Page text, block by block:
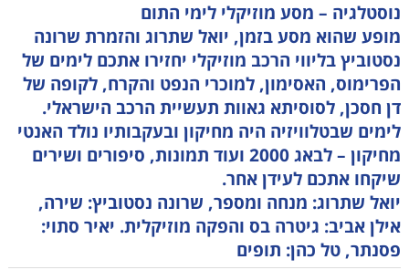
נוסטלגיה – מסע מוזיקלי לימי התום
מופע שהוא מסע בזמן, יואל שתרוג והזמרת שרונה
נסטוביץ בליווי הרכב מוזיקלי יחזירו אתכם לימים של
הפרימוס, האסימון, למוכרי הנפט והקרח, לקופה של
דן חסכן, לסוסיתא גאוות תעשיית הרכב הישראלי.
לימים שבטלוויזיה היה מחיקון ובעקבותיו נולד האנטי
מחיקון – לבאג 2000 ועוד תמונות, סיפורים ושירים
שיקחו אתכם לעידן אחר.
יואל שתרוג: מנחה ומספר, שרונה נסטוביץ: שירה,
אילן אביב: גיטרה בס והפקה מוזיקלית. יאיר סתוי:
פסנתר, טל כהן: תופים